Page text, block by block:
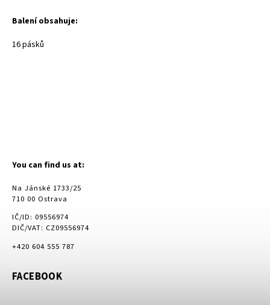
Balení obsahuje:
16 pásků
You can find us at:
Na Jánské 1733/25
710 00 Ostrava
IČ/ID: 09556974
DIČ/VAT: CZ09556974
+420 604 555 787
FACEBOOK